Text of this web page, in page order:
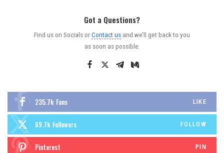
Got a Questions?
Find us on Socials orContact us and we’ll get back to you
as soon as possible.
235.7k Fans LIKE
69.7k Followers FOLLOW
Pinterest PIN